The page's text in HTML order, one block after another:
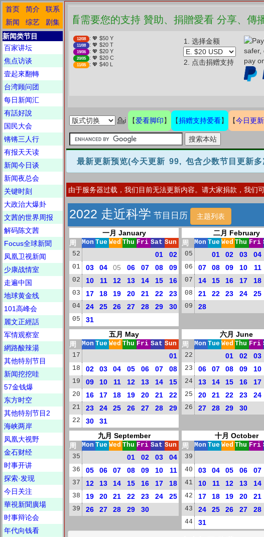
首页 简介
联系
新闻
综艺
剧集
新闻类节目
百家讲坛
焦点访谈
壹起來翻轉
台湾顾问团
每日新闻汇
有話好說
国民大会
锵锵三人行
有报天天读
新闻今日谈
新闻夜总会
关键时刻
大政治大爆卦
文茜的世界周报
解码陈文茜
Focus全球新聞
凤凰卫视新闻
少康战情室
走遍中国
地球黄金线
101高峰会
麗文正經話
军情观察室
網路酸辣湯
其他特别节目
新闻挖挖哇
57金钱爆
东方时空
其他特别节目2
海峡两岸
凤凰大视野
金石财经
时事开讲
探索·发现
今日关注
華視新聞廣場
时事辩论会
年代向钱看
❤️ 愛看需要您的支持 贊助、捐贈
12/08 : 💖 $50 Y
11/08 : 💖 $20 T
19/06 : 💖 $20 Y
20/05 : 💖 $20 C
11/05 : 💖 $40 L
1. 选择金额
2. 点击捐赠支持
💁ℹ 【爱看脚印】 【捐赠支持爱看】 【今日更新
最新更新预览(今天更新 99, 包含少数节目更新多
由于服务器过载，我们目前无法更新内容。请大家捐款，我们
2022 走近科学 节目日历 主题列表
一月 January
周
Mon Tue Wed Thu Fri Sat Sun
52
01 02
01 03 04 05 06 07 08 09
02 10 11 12 13 14 15 16
03 17 18 19 20 21 22 23
04 24 25 26 27 28 29 30
05 31
二月 February
周
Mon Tue Wed Thu Fri
05
01 02 03 04
06 07 08 09 10 11
07 14 15 16 17 18
08 21 22 23 24 25
09 28
五月 May
周
Mon Tue Wed Thu Fri Sat Sun
17
01
18 02 03 04 05 06 07 08
19 09 10 11 12 13 14 15
20 16 17 18 19 20 21 22
21 23 24 25 26 27 28 29
22 30 31
六月 June
周
Mon Tue Wed Thu Fri
22
01 02 03
23 06 07 08 09 10
24 13 14 15 16 17
25 20 21 22 23 24
26 27 28 29 30
九月 September
周
Mon Tue Wed Thu Fri Sat Sun
35
01 02 03 04
36 05 06 07 08 09 10 11
37 12 13 14 15 16 17 18
38 19 20 21 22 23 24 25
39 26 27 28 29 30
十月 October
周
Mon Tue Wed Thu Fri
39
40 03 04 05 06 07
41 10 11 12 13 14
42 17 18 19 20 21
43 24 25 26 27 28
44 31